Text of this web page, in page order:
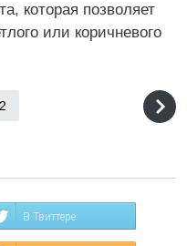
которая позволяет
или коричневого
2
В Твиттере